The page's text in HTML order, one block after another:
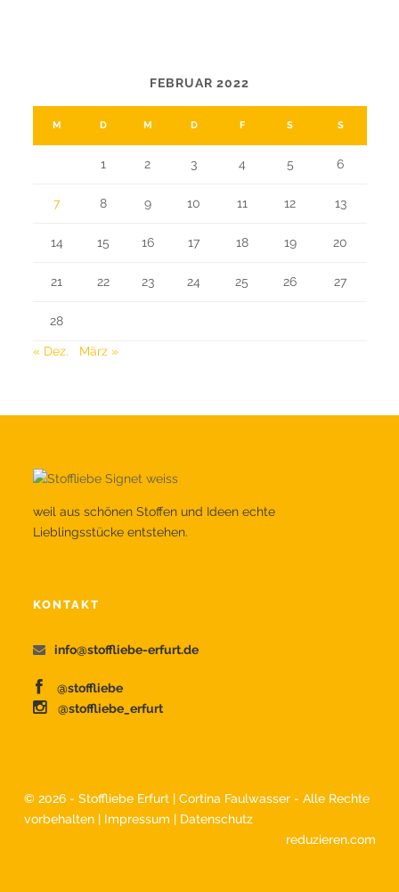
FEBRUAR 2022
M D M D F S S
1 2 3 4 5 6
7 8 9 10 11 12 13
14 15 16 17 18 19 20
21 22 23 24 25 26 27
28
« Dez. März »
weil aus schönen Stoffen und Ideen echte
Lieblingsstücke entstehen.
KONTAKT
info@stoffliebe-erfurt.de
@stoffliebe
@stoffliebe_erfurt
© 2026 - Stoffliebe Erfurt | Cortina Faulwasser - Alle Rechte
vorbehalten | Impressum | Datenschutz
reduzieren.com